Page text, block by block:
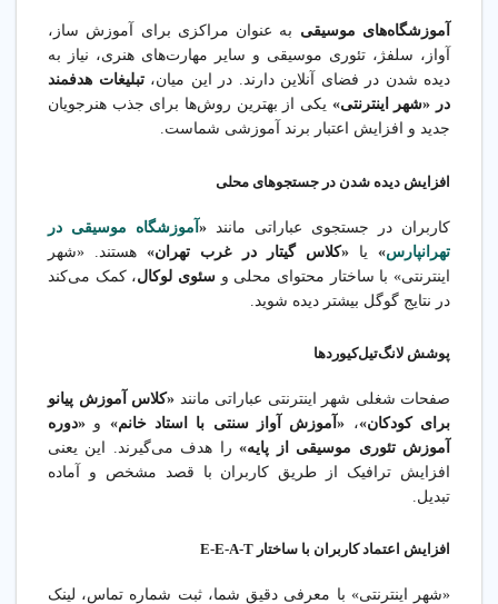
آموزشگاه‌های موسیقی به عنوان مراکزی برای آموزش ساز،
آواز، سلفژ، تئوری موسیقی و سایر مهارت‌های هنری، نیاز به
دیده شدن در فضای آنلاین دارند. در این میان،تبلیغات هدفمند
در «شهر اینترنتی» یکی از بهترین روش‌ها برای جذب هنرجویان
جدید و افزایش اعتبار برند آموزشی شماست.
افزایش دیده شدن در جستجوهای محلی
کاربران در جستجوی عباراتی مانند « آموزشگاه موسیقی در
تهرانپارس» یا«کلاس گیتار در غرب تهران»هستند. «شهر
اینترنتی» با ساختار محتوای محلی و سئوی لوکال، کمک می‌کند
در نتایج گوگل بیشتر دیده شوید.
پوشش لانگ‌تیل‌کیوردها
صفحات شغلی شهر اینترنتی عباراتی مانند «کلاس آموزش پیانو
برای کودکان»، «آموزش آواز سنتی با استاد خانم» و «دوره
آموزش تئوری موسیقی از پایه»را هدف می‌گیرند. این یعنی
افزایش ترافیک از طریق کاربران با قصد مشخص و آماده
تبدیل.
افزایش اعتماد کاربران با ساختار E-E-A-T
«شهر اینترنتی» با معرفی دقیق شما، ثبت شماره تماس، لینک